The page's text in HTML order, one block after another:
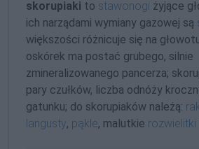
skorupiaki to stawonogi żyjące
ich narządami wymiany gazowej są
większości różnicuje się na
oskórek ma postać grubego, silnie
zmineralizowanego pancerza;
pary czułków, liczba odnóży
gatunku; do skorupiaków należą:
langusty, pąkle, malutkie rozwielitki